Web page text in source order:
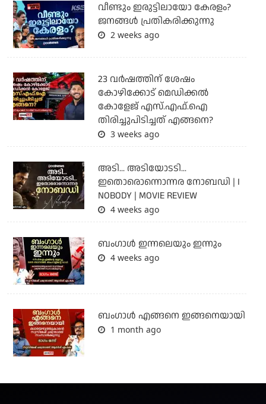
വീണ്ടും ഇരുട്ടിലായോ കേരളം?
ജനങ്ങൾ പ്രതികരിക്കുന്നു
2 weeks ago
23 വർഷത്തിന് ശേഷം
കോഴിക്കോട് മെഡിക്കൽ
കോളേജ് എസ്.എഫ്.ഐ
തിരിച്ചുപിടിച്ചത് എങ്ങനെ?
3 weeks ago
അടി... അടിയോടടി...
ഇതൊരൊന്നൊന്നര നോബഡി | I
NOBODY | MOVIE REVIEW
4 weeks ago
ബംഗാള്‍ ഇന്നലെയും ഇന്നും
4 weeks ago
ബം​ഗാൾ എങ്ങനെ ഇങ്ങനെയായി
1 month ago